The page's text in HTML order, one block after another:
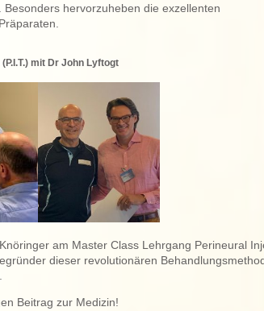
hervorzuheben die exzellenten
mit Dr John Lyftogt
am Master Class Lehrgang Perineural
dieser revolutionären
Beitrag zur Medizin!